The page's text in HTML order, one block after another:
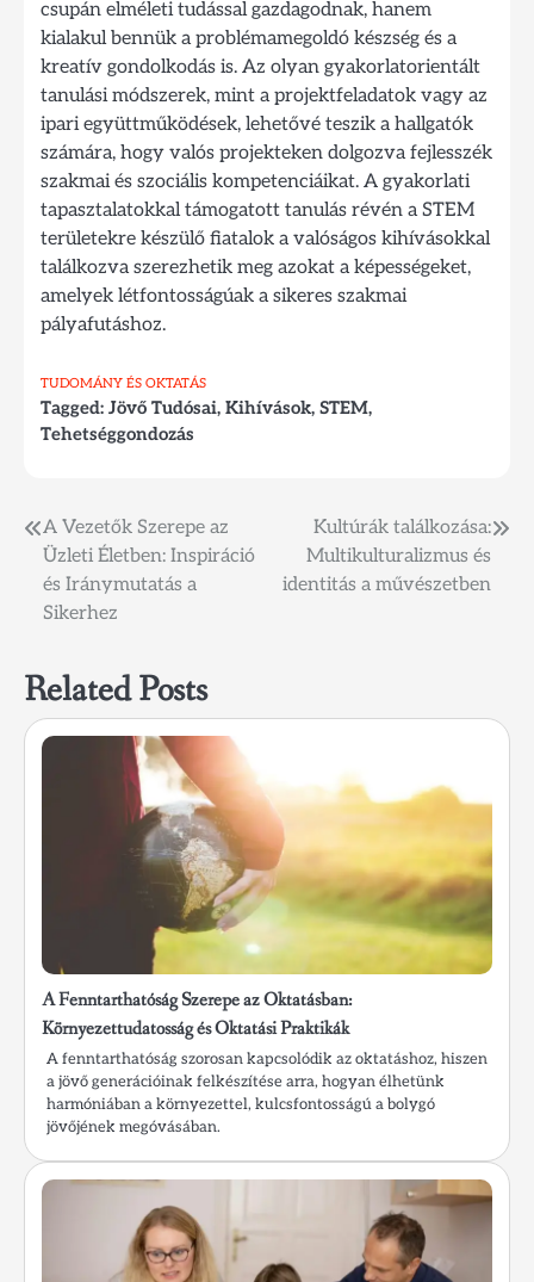
csupán elméleti tudással gazdagodnak, hanem
kialakul bennük a problémamegoldó készség és a
kreatív gondolkodás is. Az olyan gyakorlatorientált
tanulási módszerek, mint a projektfeladatok vagy az
ipari együttműködések, lehetővé teszik a hallgatók
számára, hogy valós projekteken dolgozva fejlesszék
szakmai és szociális kompetenciáikat. A gyakorlati
tapasztalatokkal támogatott tanulás révén a STEM
területekre készülő fiatalok a valóságos kihívásokkal
találkozva szerezhetik meg azokat a képességeket,
amelyek létfontosságúak a sikeres szakmai
pályafutáshoz.
TUDOMÁNY ÉS OKTATÁS
Tagged: Jövő Tudósai, Kihívások, STEM,
Tehetséggondozás
Bejegyzés
navigáció
A Vezetők Szerepe az
Üzleti Életben: Inspiráció
és Iránymutatás a
Sikerhez
Kultúrák találkozása:
Multikulturalizmus és
identitás a művészetben
Related Posts
A Fenntarthatóság Szerepe az Oktatásban:
Környezettudatosság és Oktatási Praktikák
A fenntarthatóság szorosan kapcsolódik az oktatáshoz, hiszen
a jövő generációinak felkészítése arra, hogyan élhetünk
harmóniában a környezettel, kulcsfontosságú a bolygó
jövőjének megóvásában.